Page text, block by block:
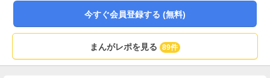
今すぐ会員登録する (無料)
まんがレポを見る 89件